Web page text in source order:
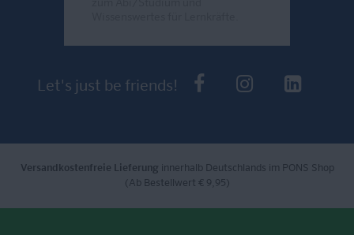
Let's just be friends! PONS beiPONS bei
Versandkostenfreie Lieferung innerhalb Deutschlands im PONS Shop
(Ab Bestellwert € 9,95)